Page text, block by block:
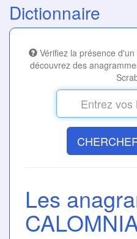
Dictionnaire
Vérifiez la présence
découvrez des
Les